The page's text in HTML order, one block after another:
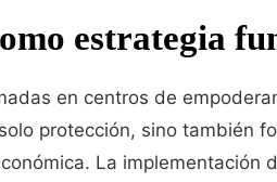
estrategia
en centros de
protección, sino también
La implementación